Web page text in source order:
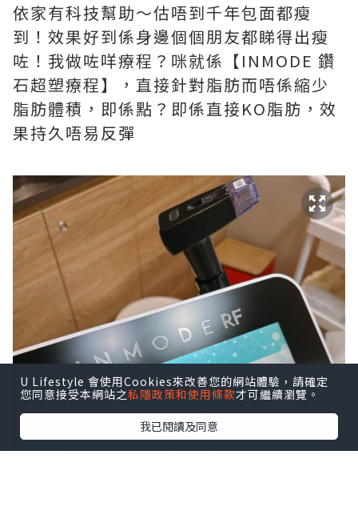
依家有科技幫助～估唔到千年包面都瘦
到！效果好到係身邊個個朋友都睇得出瘦
咗！我做咗咩療程？咪就係【INMODE 鑽
石超塑療程】，直接針對脂肪而唔係縮少
脂肪體積，即係點？即係直接KO脂肪，效
果持久唔易反彈
U Lifestyle 會使用Cookies來改善您的網站體驗，請確定
您同意接受本網站之私隱政策和使用條款才可繼續瀏覽。
我已閱讀及同意